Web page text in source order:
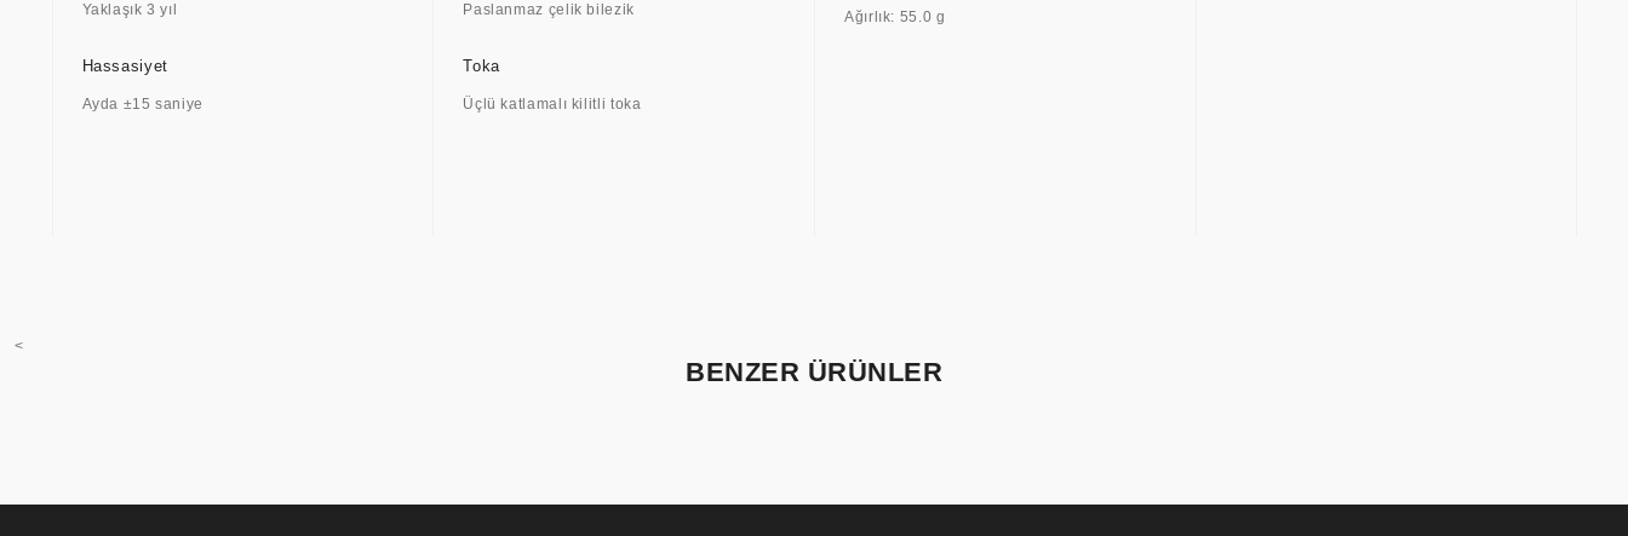
Yaklaşık 3 yıl
Hassasiyet
Ayda ±15 saniye
Paslanmaz çelik bilezik
Toka
Üçlü katlamalı kilitli toka
Ağırlık: 55.0 g
<
BENZER ÜRÜNLER